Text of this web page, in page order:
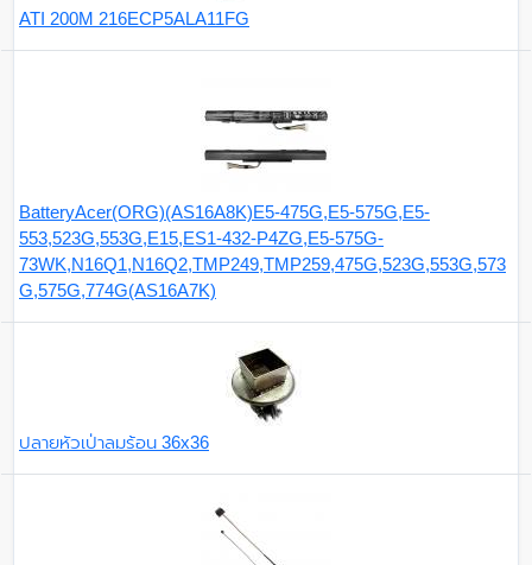
ATI 200M 216ECP5ALA11FG
BatteryAcer(ORG)(AS16A8K)E5-475G,E5-575G,E5-
553,523G,553G,E15,ES1-432-P4ZG,E5-575G-
73WK,N16Q1,N16Q2,TMP249,TMP259,475G,523G,553G,573
G,575G,774G(AS16A7K)
ปลายหัวเป่าลมร้อน 36x36